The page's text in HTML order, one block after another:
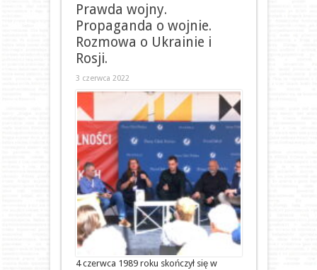
Prawda wojny.
Propaganda o wojnie.
Rozmowa o Ukrainie i
Rosji.
3 czerwca 2022
4 czerwca 1989 roku skończył się w